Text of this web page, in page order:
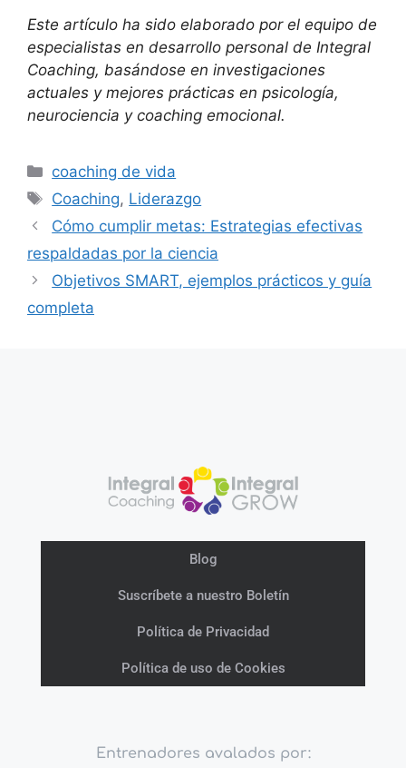
Este artículo ha sido elaborado por el equipo de
especialistas en desarrollo personal de Integral
Coaching, basándose en investigaciones
actuales y mejores prácticas en psicología,
neurociencia y coaching emocional.
coaching de vida
Coaching, Liderazgo
Cómo cumplir metas: Estrategias efectivas
respaldadas por la ciencia
Objetivos SMART, ejemplos prácticos y guía
completa
Blog
Suscríbete a nuestro Boletín
Política de Privacidad
Política de uso de Cookies
Entrenadores avalados por: